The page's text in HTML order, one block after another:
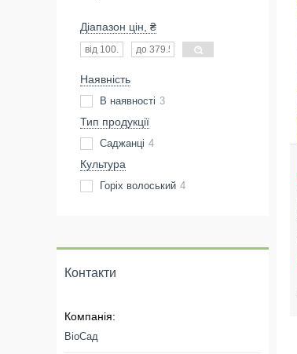
Діапазон цін, ₴
Наявність
В наявності 3
Тип продукції
Саджанці 4
Культура
Горіх волоський 4
Контакти
ВіоСад